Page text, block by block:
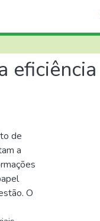
eficiência
de
a
O